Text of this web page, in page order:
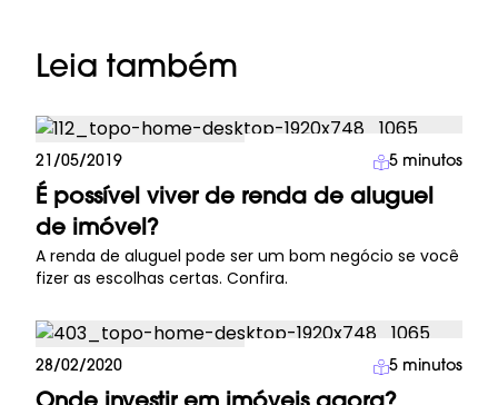
Leia também
Investimento Imobiliário
21/05/2019 5 minutos
É possível viver de renda de aluguel
de imóvel?
A renda de aluguel pode ser um bom negócio se você
fizer as escolhas certas. Confira.
Investimento Imobiliário
28/02/2020 5 minutos